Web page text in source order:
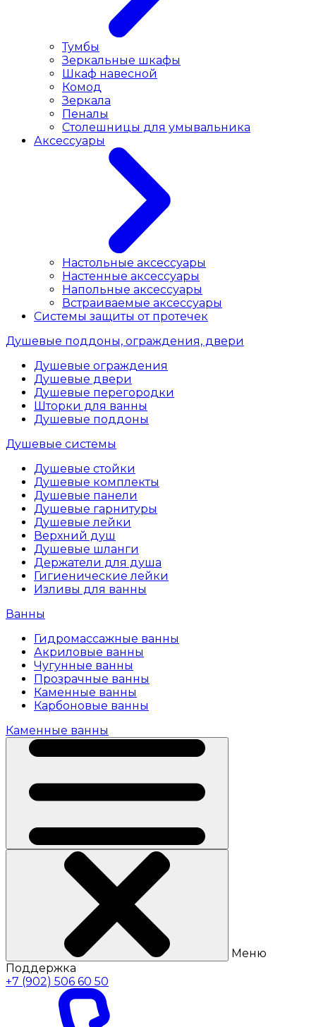
Тумбы
Зеркальные шкафы
Шкаф навесной
Комод
Зеркала
Пеналы
Столешницы для умывальника
Аксессуары
Настольные аксессуары
Настенные аксессуары
Напольные аксессуары
Встраиваемые аксессуары
Системы защиты от протечек
Душевые поддоны, ограждения, двери
Душевые ограждения
Душевые двери
Душевые перегородки
Шторки для ванны
Душевые поддоны
Душевые системы
Душевые стойки
Душевые комплекты
Душевые панели
Душевые гарнитуры
Душевые лейки
Верхний душ
Душевые шланги
Держатели для душа
Гигиенические лейки
Изливы для ванны
Ванны
Гидромассажные ванны
Акриловые ванны
Чугунные ванны
Прозрачные ванны
Каменные ванны
Карбоновые ванны
Каменные ванны
Меню
Поддержка
+7 (902) 506 60 50